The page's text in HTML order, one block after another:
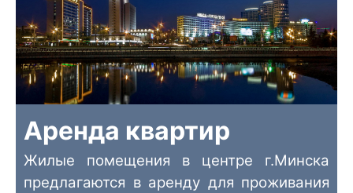
Аренда квартир
Жилые помещения в центре г.Минска
предлагаются в аренду для проживания